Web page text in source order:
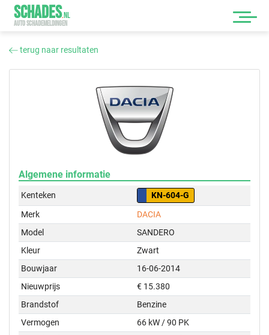
SCHADES.NL
AUTO SCHADEMELDINGEN
terug naar resultaten
Algemene informatie
Kenteken
KN-604-G
Merk
DACIA
Model
SANDERO
Kleur
Zwart
Bouwjaar
16-06-2014
Nieuwprijs
€ 15.380
Brandstof
Benzine
Vermogen
66 kW / 90 PK